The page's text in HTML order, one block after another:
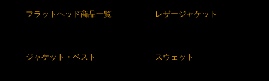
フラットヘッド商品一覧 レザージャケット
ジャケット・ベスト スウェット